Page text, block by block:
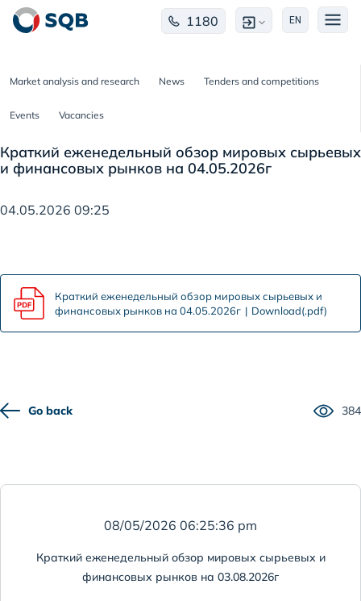
1180 EN
Market analysis and research News Tenders and competitions
Events Vacancies
Краткий еженедельный обзор мировых сырьевых
и финансовых рынков на 04.05.2026г
04.05.2026 09:25
Краткий еженедельный обзор мировых сырьевых и
финансовых рынков на 04.05.2026г
Download(.pdf)
Go back 384
08/05/2026 06:25:36 pm
Краткий еженедельный обзор мировых сырьевых и
финансовых рынков на 03.08.2026г